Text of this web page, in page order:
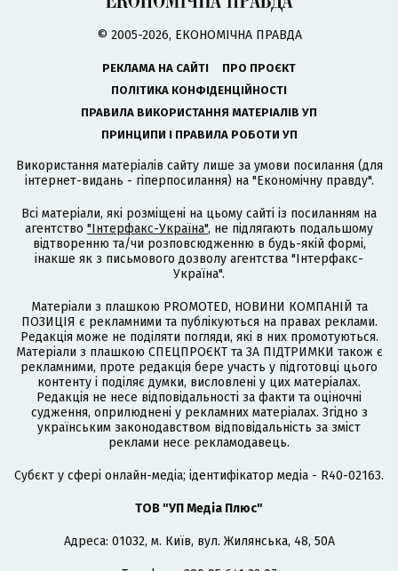
© 2005-2026, ЕКОНОМІЧНА ПРАВДА
РЕКЛАМА НА САЙТІ
ПРО ПРОЄКТ
ПОЛІТИКА КОНФІДЕНЦІЙНОСТІ
ПРАВИЛА ВИКОРИСТАННЯ МАТЕРІАЛІВ УП
ПРИНЦИПИ І ПРАВИЛА РОБОТИ УП
Використання матеріалів сайту лише за умови посилання (для
інтернет-видань - гіперпосилання) на "Економічну правду".
Всі матеріали, які розміщені на цьому сайті із посиланням на
агентство "Інтерфакс-Україна", не підлягають подальшому
відтворенню та/чи розповсюдженню в будь-якій формі,
інакше як з письмового дозволу агентства "Інтерфакс-
Україна".
Матеріали з плашкою PROMOTED, НОВИНИ КОМПАНІЙ та
ПОЗИЦІЯ є рекламними та публікуються на правах реклами.
Редакція може не поділяти погляди, які в них промотуються.
Матеріали з плашкою СПЕЦПРОЄКТ та ЗА ПІДТРИМКИ також є
рекламними, проте редакція бере участь у підготовці цього
контенту і поділяє думки, висловлені у цих матеріалах.
Редакція не несе відповідальності за факти та оціночні
судження, оприлюднені у рекламних матеріалах. Згідно з
українським законодавством відповідальність за зміст
реклами несе рекламодавець.
Cубєкт у сфері онлайн-медіа; ідентифікатор медіа - R40-02163.
ТОВ "УП Медіа Плюс"
Адреса: 01032, м. Київ, вул. Жилянська, 48, 50А